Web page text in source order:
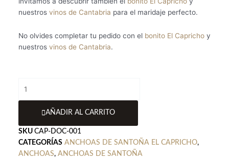
nuestros vinos de Cantabria para el maridaje perfecto.
No olvides completar tu pedido con el bonito El Caprichoy
nuestros vinos de Cantabria.
de
Octavillo
El
Capricho
AÑADIR AL CARRITO
SKU CAP-DOC-001
CATEGORÍAS ANCHOAS DE SANTOÑA EL CAPRICHO,
ANCHOAS, ANCHOAS DE SANTOÑA